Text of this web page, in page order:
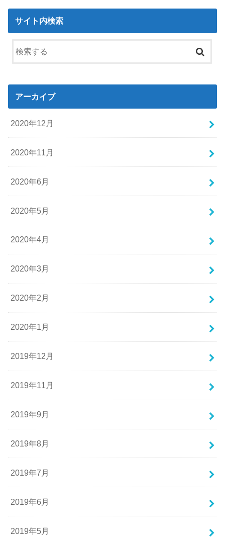
サイト内検索
アーカイブ
2020年12月
2020年11月
2020年6月
2020年5月
2020年4月
2020年3月
2020年2月
2020年1月
2019年12月
2019年11月
2019年9月
2019年8月
2019年7月
2019年6月
2019年5月